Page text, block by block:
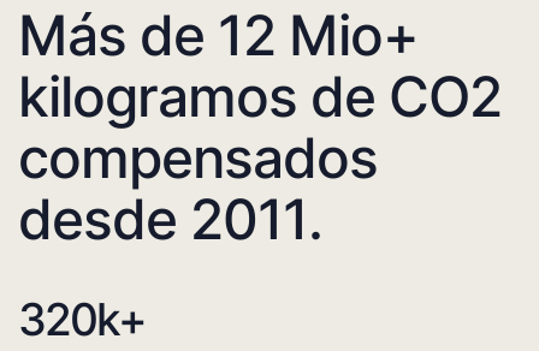
Más de 12 Mio+
kilogramos de CO2
compensados
desde 2011.
320k+